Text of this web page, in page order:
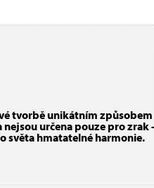
tvorbě unikátním způsobem
určena pouze pro zrak
světa hmatatelné harmonie.